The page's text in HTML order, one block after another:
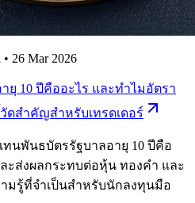
• 26 Mar 2026
ยุ 10 ปีคืออะไร และทำไมอัตรา
ดสำคัญสำหรับเทรดเดอร์
ทนพันธบัตรรัฐบาลอายุ 10 ปีคือ
ะส่งผลกระทบต่อหุ้น ทองคำ และ
มรู้ที่จำเป็นสำหรับนักลงทุนมือ